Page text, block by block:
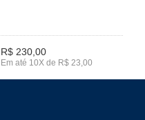
R$ 230,00
Em até 10X de R$ 23,00